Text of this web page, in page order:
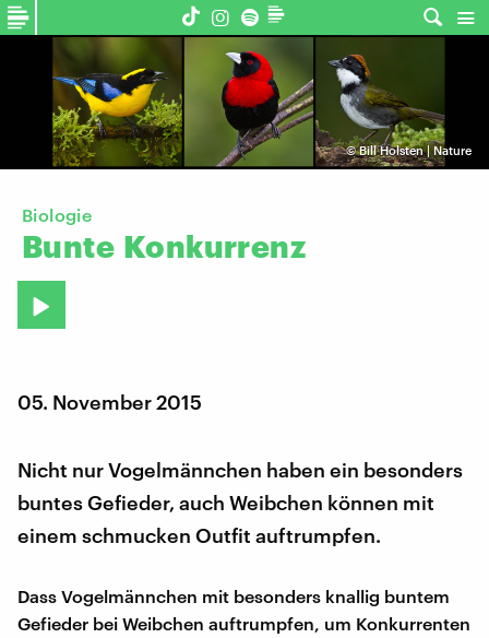
©Bill Holsten | Nature
Biologie
Bunte Konkurrenz
05. November 2015
Nicht nur Vogelmännchen haben ein besonders
buntes Gefieder, auch Weibchen können mit
einem schmucken Outfit auftrumpfen.
Dass Vogelmännchen mit besonders knallig buntem
Gefieder bei Weibchen auftrumpfen, um Konkurrenten